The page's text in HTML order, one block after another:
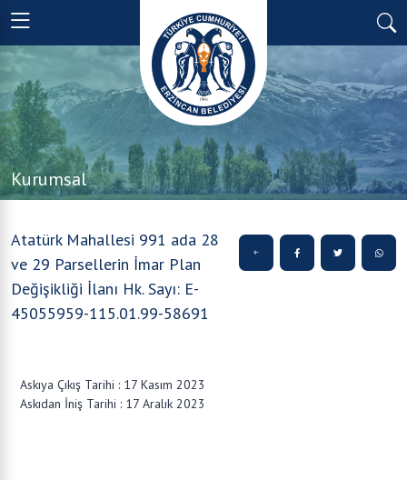
Kurumsal
Atatürk Mahallesi 991 ada 28
ve 29 Parsellerin İmar Plan
Değişikliği İlanı Hk. Sayı: E-
45055959-115.01.99-58691
Askıya Çıkış Tarihi : 17 Kasım 2023
Askıdan İniş Tarihi : 17 Aralık 2023